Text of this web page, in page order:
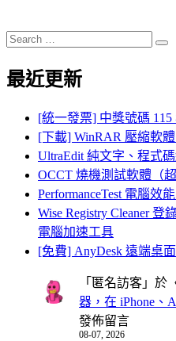
Search
for:
最近更新
[統一發票] 中獎號碼 115
[下載] WinRAR 壓縮軟
UltraEdit 純文字、程式
OCCT 燒機測試軟體（
PerformanceTest 電腦效
Wise Registry Cleaner
電腦加速工具
[免費] AnyDesk 遠端桌
「 匿名訪客 」於
器，在 iPhone、
發佈留言
08-07, 2026